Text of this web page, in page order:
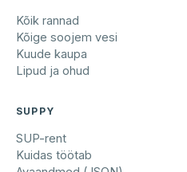
Kõik rannad
Kõige soojem vesi
Kuude kaupa
Lipud ja ohud
SUPPY
SUP-rent
Kuidas töötab